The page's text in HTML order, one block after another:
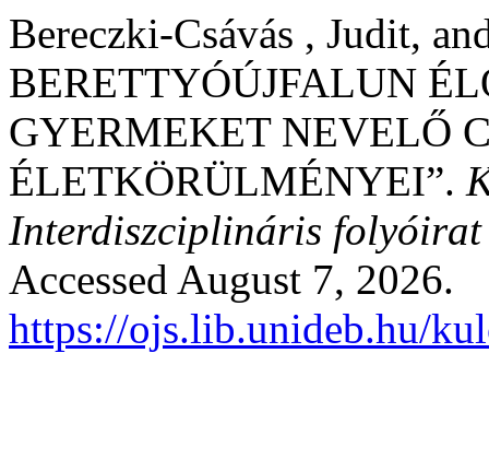
Bereczki-Csávás , Judit,
BERETTYÓÚJFALUN
GYERMEKET NEVELŐ
ÉLETKÖRÜLMÉNYEI”.
Interdiszciplináris folyóirat
Accessed August 7, 2026.
https://ojs.lib.unideb.hu/